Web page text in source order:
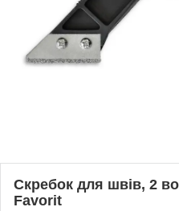
Скребок для швів, 2
Favorit